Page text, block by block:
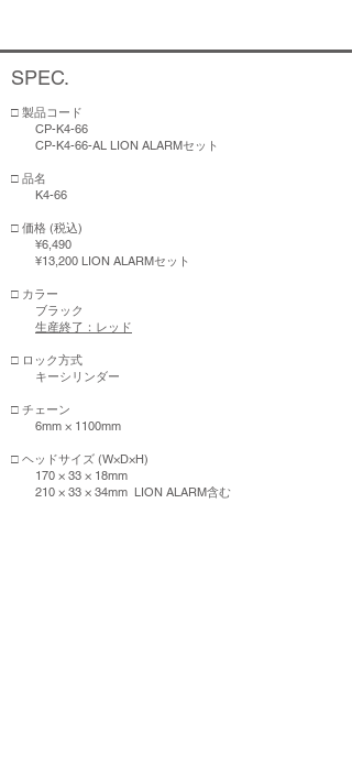
SPEC.
□ 製品コード
CP-K4-66
CP-K4-66-AL LION ALARMセット
□ 品名
K4-66
□ 価格 (税込)
¥6,490
¥13,200 LION ALARMセット
□ カラー
ブラック
生産終了：レッド
□ ロック方式
キーシリンダー
□ チェーン
6mm × 1100mm
□ ヘッドサイズ (W×D×H)
170 × 33 × 18mm
210 × 33 × 34mm LION ALARM含む